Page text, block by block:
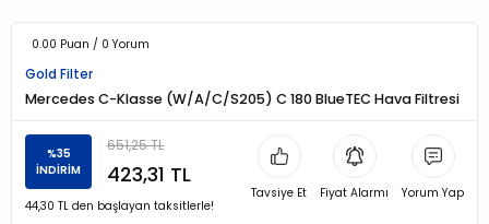
0.00 Puan / 0 Yorum
Gold Filter
Mercedes C-Klasse (W/A/C/S205) C 180 BlueTEC Hava Filtresi
%35
İNDİRİM
651,25 TL
423,31 TL
44,30 TL den başlayan taksitlerle!
Tavsiye Et Fiyat Alarmı Yorum Yap